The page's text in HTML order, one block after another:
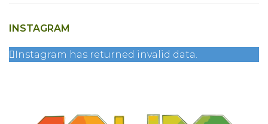
INSTAGRAM
Instagram has returned invalid data.